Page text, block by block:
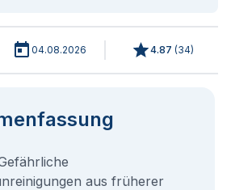
04.08.2026 4.87 (34)
aus früherer